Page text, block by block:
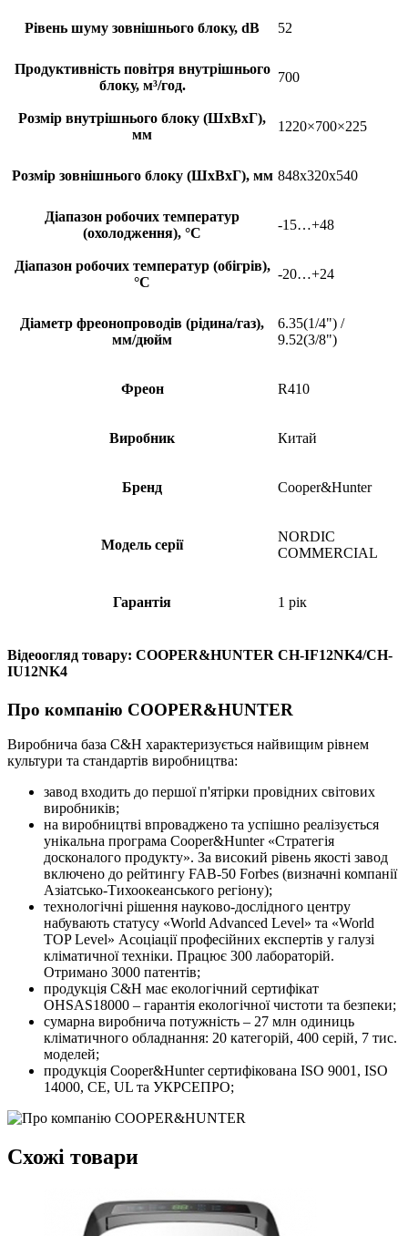
Рівень шуму зовнішнього блоку, dB 52
Продуктивність повітря внутрішнього
блоку, м³/год.
700
Розмір внутрішнього блоку (ШхВхГ),
мм
1220×700×225
Розмір зовнішнього блоку (ШхВхГ), мм 848x320x540
Діапазон робочих температур
(охолодження), °С
-15…+48
Діапазон робочих температур (обігрів),
°С
-20…+24
Діаметр фреонопроводів (рідина/газ),
мм/дюйм
6.35(1/4") /
9.52(3/8")
Фреон R410
Виробник Китай
Бренд Cooper&Hunter
Модель серії
NORDIC
COMMERCIAL
Гарантія 1 рік
Відеоогляд товару: COOPER&HUNTER CH-IF12NK4/CH-
IU12NK4
Про компанію COOPER&HUNTER
Виробнича база С&H характеризується найвищим рівнем
культури та стандартів виробництва:
завод входить до першої п'ятірки провідних світових
виробників;
на виробництві впроваджено та успішно реалізується
унікальна програма Cooper&Hunter «Стратегія
досконалого продукту». За високий рівень якості завод
включено до рейтингу FAB-50 Forbes (визначні компанії
Азіатсько-Тихоокеанського регіону);
технологічні рішення науково-дослідного центру
набувають статусу «World Advanced Level» та «World
TOP Level» Асоціації професійних експертів у галузі
кліматичної техніки. Працює 300 лабораторій.
Отримано 3000 патентів;
продукція С&H має екологічний сертифікат
OHSAS18000 – гарантія екологічної чистоти та безпеки;
сумарна виробнича потужність – 27 млн ​​одиниць
кліматичного обладнання: 20 категорій, 400 серій, 7 тис.
моделей;
продукція Cooper&Hunter сертифікована ISO 9001, ISO
14000, CE, UL та УКРСЕПРО;
Схожі товари